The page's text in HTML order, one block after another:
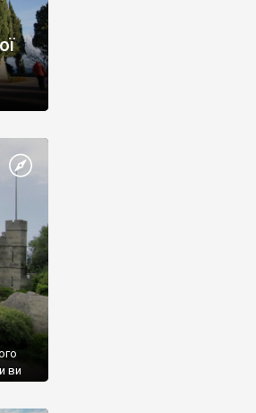
ви